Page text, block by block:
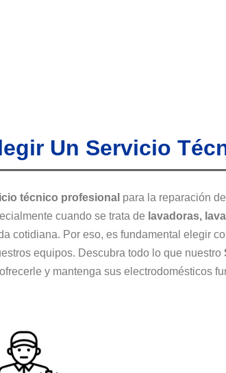
Un Servicio
técnico profesional para la reparación
cuando se trata de lavadoras,
cotidiana. Por eso, es fundamental elegir
equipos. Descubra todo lo que nuestro
y mantenga sus electrodomésticos